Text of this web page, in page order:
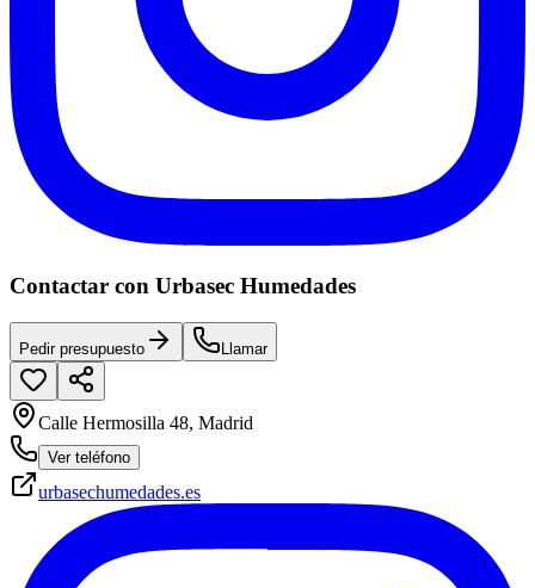
Contactar con Urbasec Humedades
Pedir presupuesto Llamar
Calle Hermosilla 48, Madrid
Ver teléfono
urbasechumedades.es